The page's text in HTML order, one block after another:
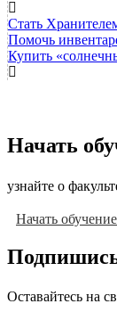
Стать
Помочь
Купить
Начать
узнайте о
Начать обучение
Оставайтесь на